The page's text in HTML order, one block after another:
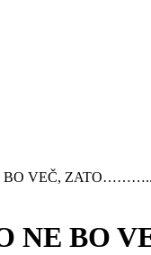
BO VEČ, ZATO………..
NE BO